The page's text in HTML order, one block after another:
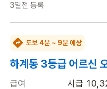
3일전 등록
도보 4분 ~ 9분 예상
하계동 3등급 어르신
급여
시급